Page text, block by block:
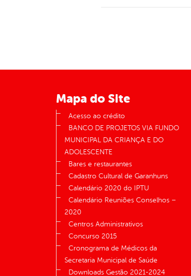
Mapa do Site
Acesso ao crédito
BANCO DE PROJETOS VIA FUNDO
MUNICIPAL DA CRIANÇA E DO
ADOLESCENTE
Bares e restaurantes
Cadastro Cultural de Garanhuns
Calendário 2020 do IPTU
Calendário Reuniões Conselhos –
2020
Centros Administrativos
Concurso 2015
Cronograma de Médicos da
Secretaria Municipal de Saúde
Downloads Gestão 2021-2024